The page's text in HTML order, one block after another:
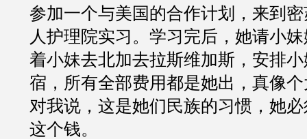
参加一个与美国的合作计划，来到
人护理院实习。学习完后，她请小
着小妹去北加去拉斯维加斯，安排
宿，所有全部费用都是她出，真像
对我说，这是她们民族的习惯，她
这个钱。